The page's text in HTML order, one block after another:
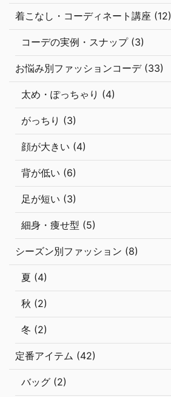
着こなし・コーディネート講座 (12)
コーデの実例・スナップ (3)
お悩み別ファッションコーデ (33)
太め・ぽっちゃり (4)
がっちり (3)
顔が大きい (4)
背が低い (6)
足が短い (3)
細身・痩せ型 (5)
シーズン別ファッション (8)
夏 (4)
秋 (2)
冬 (2)
定番アイテム (42)
バッグ (2)